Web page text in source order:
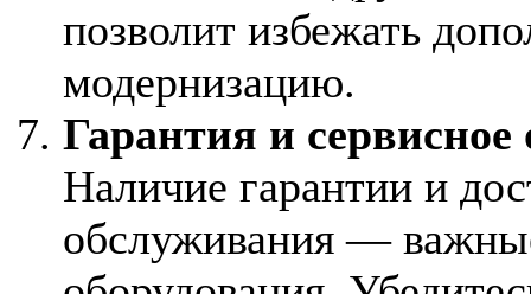
позволит избежать
модернизацию.
Гарантия и
Наличие гарантии и
обслуживания —